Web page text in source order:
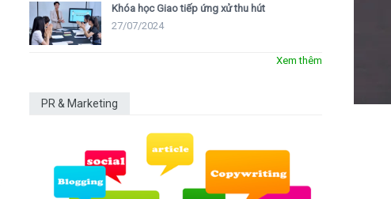
Khóa học Giao tiếp ứng xử thu hút
27/07/2024
Xem thêm
PR & Marketing